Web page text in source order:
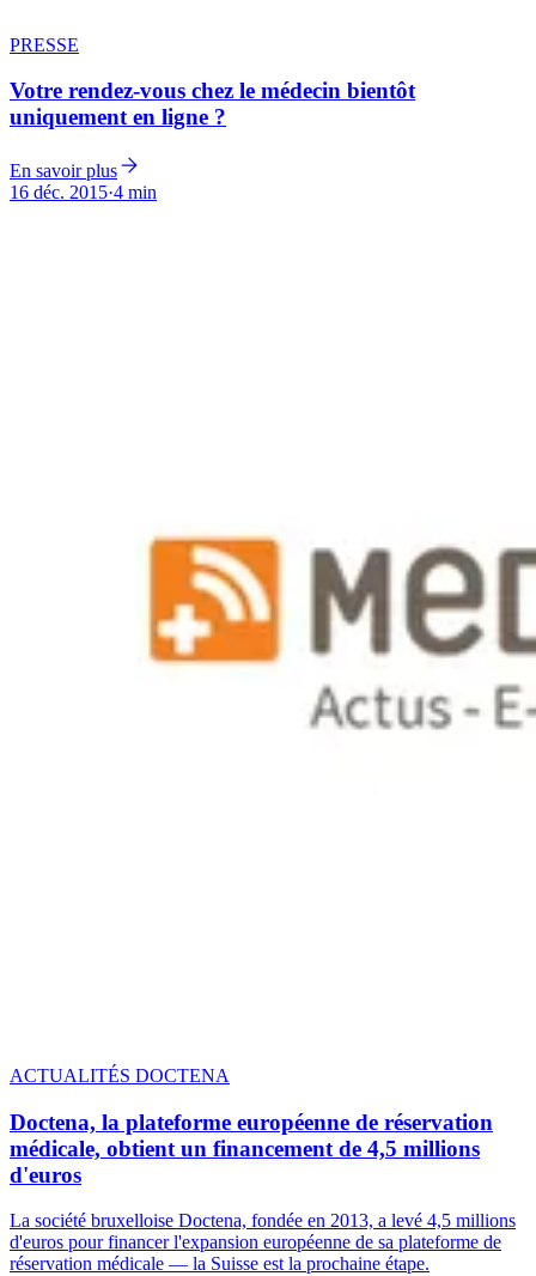
PRESSE
Votre rendez-vous chez le médecin bientôt
uniquement en ligne ?
En savoir plus
16 déc. 2015·4 min
ACTUALITÉS DOCTENA
Doctena, la plateforme européenne de réservation
médicale, obtient un financement de 4,5 millions
d'euros
La société bruxelloise Doctena, fondée en 2013, a levé 4,5 millions
d'euros pour financer l'expansion européenne de sa plateforme de
réservation médicale — la Suisse est la prochaine étape.